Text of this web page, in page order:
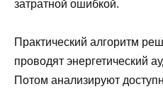
затратной ошибкой.
Практический алгоритм
проводят энергетический
Потом анализируют